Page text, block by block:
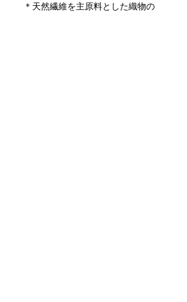
＊天然繊維を主原料とした織物の